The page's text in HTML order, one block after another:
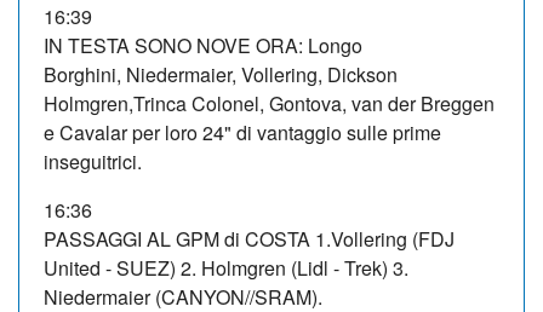
16:39
IN TESTA SONO NOVE ORA: Longo
Borghini, Niedermaier, Vollering, Dickson
Holmgren,Trinca Colonel, Gontova, van der Breggen
e Cavalar per loro 24" di vantaggio sulle prime
inseguitrici.
16:36
PASSAGGI AL GPM di COSTA 1.Vollering (FDJ
United - SUEZ) 2. Holmgren (Lidl - Trek) 3.
Niedermaier (CANYON//SRAM).